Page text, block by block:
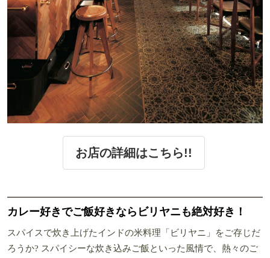
お店の詳細はこちら!!
カレー好きでご飯好きならビリヤニも絶対好き！
スパイスで炊き上げたインドの米料理「ビリヤニ」をご存じだ
ろうか? スパイシーな炊き込みご飯といった風情で、熱々のご